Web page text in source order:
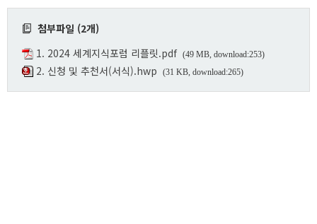
첨부파일 (2개)
1. 2024 세계지식포럼 리플릿.pdf (49 MB, download:253)
2. 신청 및 추천서(서식).hwp (31 KB, download:265)